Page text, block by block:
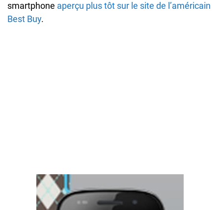
smartphone aperçu plus tôt sur le site de l’américain
Best Buy.